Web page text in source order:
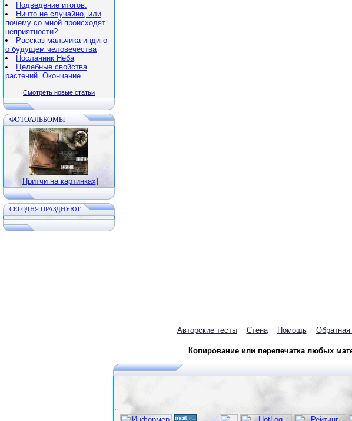
Подведение итогов.
Ничто не случайно, или
почему со мной происходят
неприятности?
Рассказ мальчика индиго
о будущем человечества
Посланник Неба
Целебные свойства
растений. Окончание
Смотреть новые статьи
ФОТОАЛЬБОМЫ
[Притчи на картинках]
CЕГОДНЯ ПРАЗДНУЮТ
Авторские тесты Стена Помощь Обратная
Копирование или перепечатка любых